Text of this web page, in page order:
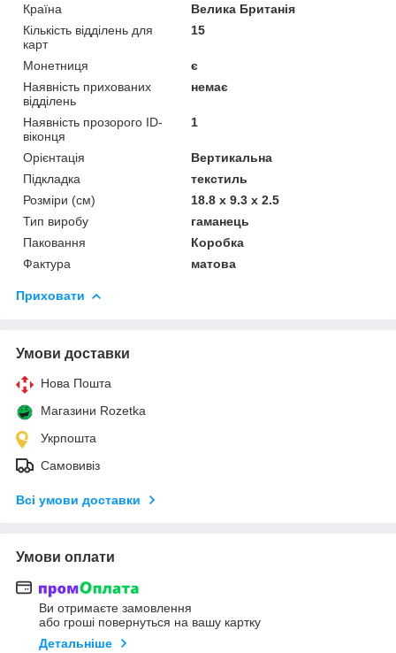
Країна
Велика Британія
Кількість відділень для
карт
15
Монетниця
є
Наявність прихованих
відділень
немає
Наявність прозорого ID-
віконця
1
Орієнтація
Вертикальна
Підкладка
текстиль
Розміри (см)
18.8 x 9.3 x 2.5
Тип виробу
гаманець
Паковання
Коробка
Фактура
матова
Приховати
Умови доставки
Нова Пошта
Магазини Rozetka
Укрпошта
Самовивіз
Всі умови доставки
Умови оплати
Ви отримаєте замовлення
або гроші повернуться на вашу картку
Детальніше